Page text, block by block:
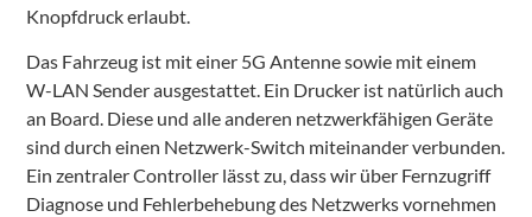
Knopfdruck erlaubt.
Das Fahrzeug ist mit einer 5G Antenne sowie mit einem
W-LAN Sender ausgestattet. Ein Drucker ist natürlich auch
an Board. Diese und alle anderen netzwerkfähigen Geräte
sind durch einen Netzwerk-Switch miteinander verbunden.
Ein zentraler Controller lässt zu, dass wir über Fernzugriff
Diagnose und Fehlerbehebung des Netzwerks vornehmen